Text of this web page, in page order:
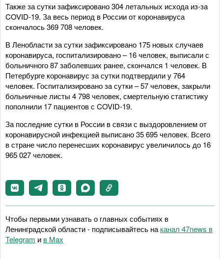
Также за сутки зафиксировано 304 летальных исхода из-за
COVID-19. За весь период в России от коронавируса
скончалось 369 708 человек.
В Ленобласти за сутки зафиксировано 175 новых случаев
коронавируса, госпитализировано – 16 человек, выписали с
больничного 87 заболевших ранее, скончался 1 человек. В
Петербурге коронавирус за сутки подтвердили у 764
человек. Госпитализировано за сутки – 57 человек, закрыли
больничные листы 4 798 человек, смертельную статистику
пополнили 17 пациентов с COVID-19.
За последние сутки в России в связи с выздоровлением от
коронавирусной инфекцией выписано 35 695 человек. Всего
в стране число перенесших коронавирус увеличилось до 16
965 027 человек.
Чтобы первыми узнавать о главных событиях в
Ленинградской области - подписывайтесь на канал 47news в
Telegram и в Maх